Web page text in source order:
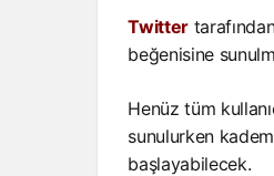
Twitter
beğenisine
Henüz tüm
sunulurken
başlayabilecek.